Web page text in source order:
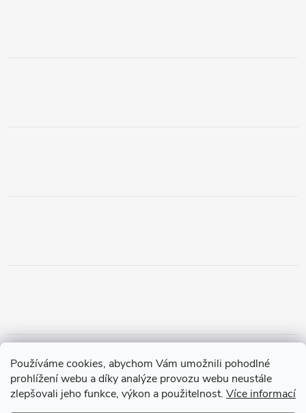
Používáme cookies, abychom Vám umožnili pohodlné
prohlížení webu a díky analýze provozu webu neustále
zlepšovali jeho funkce, výkon a použitelnost. Více informací
Zásady ochrany osobních údajů
Doprava a platba Tříletá záruka